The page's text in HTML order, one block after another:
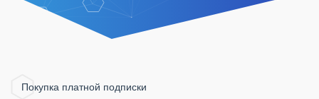
Покупка платной подписки